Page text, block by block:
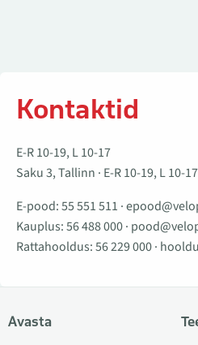
Kontaktid
E-R 10-19, L 10-17
Saku 3, Tallinn · E-R 10-19, L 10-17
E-pood:55 551 511 ·
Kauplus:56 488 000·
Rattahooldus:56 229 000·
Avasta